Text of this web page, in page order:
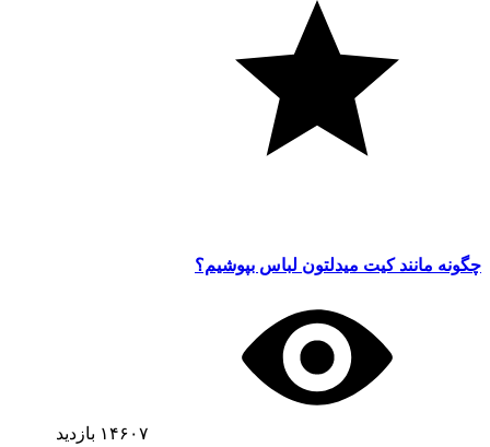
چگونه مانند کیت میدلتون لباس بپوشیم؟
۱۴۶۰۷ بازدید